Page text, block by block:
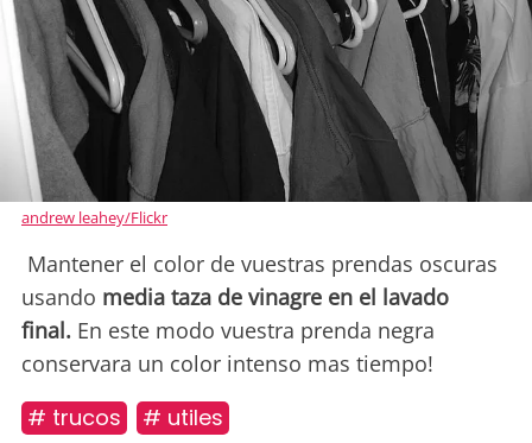
andrew leahey/Flickr
Mantener el color de vuestras prendas oscuras
usando media taza de vinagre en el lavado
final. En este modo vuestra prenda negra
conservara un color intenso mas tiempo!
# trucos # utiles